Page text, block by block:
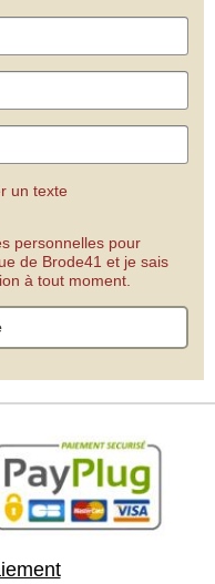
un texte
personnelles pour
de Brode41 et je sais
à tout moment.